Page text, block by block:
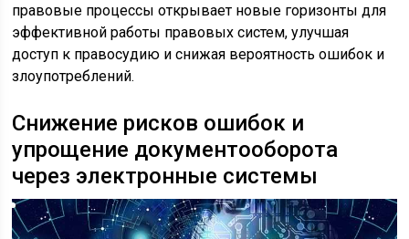
правовые процессы открывает новые горизонты для
эффективной работы правовых систем, улучшая
доступ к правосудию и снижая вероятность ошибок и
злоупотреблений.
Снижение рисков ошибок и
упрощение документооборота
через электронные системы